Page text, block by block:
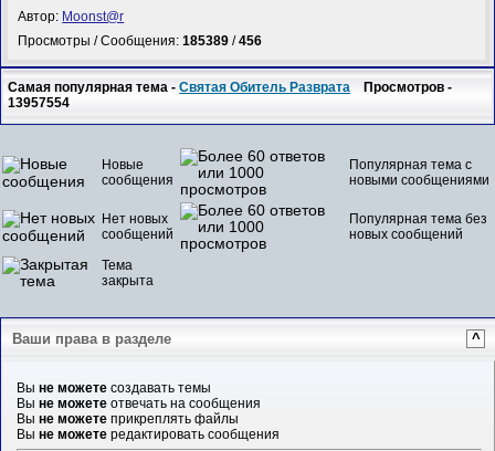
Автор: Mооnst@r
Просмотры / Сообщения:185389 /456
Самая популярная тема -Святая Обитель Разврата Просмотров -
13957554
Новые
сообщения
Популярная тема с
новыми сообщениями
Нет новых
сообщений
Популярная тема без
новых сообщений
Тема
закрыта
Ваши права в разделе ^
Вы не можетесоздавать темы
Вы не можетеотвечать на сообщения
Вы не можетеприкреплять файлы
Вы не можетередактировать сообщения